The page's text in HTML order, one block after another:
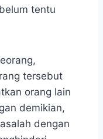
tentu
tersebut
orang lain
demikian,
dengan